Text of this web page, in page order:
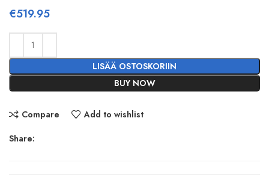
€519.95
LISÄÄ OSTOSKORIIN
BUY NOW
Compare Add to wishlist
Share: